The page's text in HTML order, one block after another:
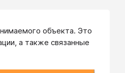
объекта. Это
а также связанные